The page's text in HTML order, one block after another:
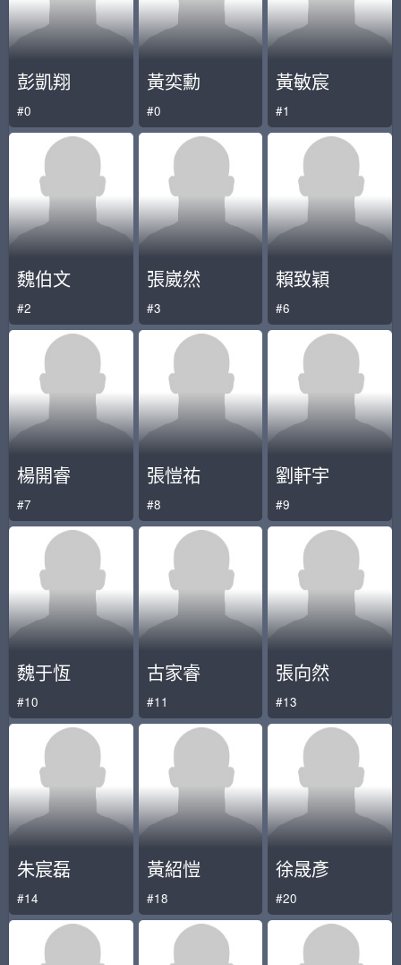
彭凱翔
#0
黃奕勳
#0
黃敏宸
#1
魏伯文
#2
張崴然
#3
賴致穎
#6
楊開睿
#7
張愷祐
#8
劉軒宇
#9
魏于恆
#10
古家睿
#11
張向然
#13
朱宸磊
#14
黃紹愷
#18
徐晟彥
#20